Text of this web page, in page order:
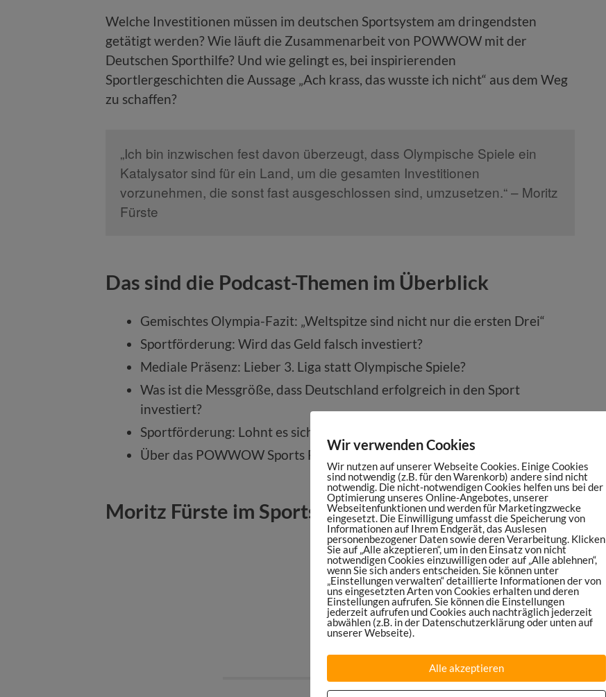
Welche Investitionen müssen im deutschen Sportsystem am dringendsten
getätigt werden? Wie läuft die Zusammenarbeit von POWWOW mit der
Deutschen Sporthilfe? Und wie gelingt es, bei inspirierenden
Sportlergeschichten die Aussage „Ach krass, das wusste ich nicht“ aus dem Weg
zu schaffen?
„Ich bin inzwischen fest davon überzeugt, dass Olympische Spiele ein
Katalysator sind für ein Land, um die gesamten Investitionen
vorzunehmen, die sonst fast ausgeschlossen sind, umzusetzen.“ – Moritz
Fürste
Das sind die Podcast-Themen im Überblick
Gemischtes Olympia-Fazit: „Weltspitze sind nicht nur die ersten Drei“
Sportförderung: Wird das Geld falsch investiert?
Mediale Präsenz: Lieber 3. Liga statt Olympische Spiele?
Was ist die Messgröße, dass Deutschland erfolgreich in den Sport
investiert?
Sportförderung: Lohnt es sich, Sport zu treiben?
Über das POWWOW Sports Festival
Moritz Fürste im Sports Maniac Podcast (2020)
Wir verwenden Cookies
Wir nutzen auf unserer Webseite Cookies. Einige Cookies
sind notwendig (z.B. für den Warenkorb) andere sind nicht
notwendig. Die nicht-notwendigen Cookies helfen uns bei der
Optimierung unseres Online-Angebotes, unserer
Webseitenfunktionen und werden für Marketingzwecke
eingesetzt. Die Einwilligung umfasst die Speicherung von
Informationen auf Ihrem Endgerät, das Auslesen
personenbezogener Daten sowie deren Verarbeitung. Klicken
Sie auf „Alle akzeptieren“, um in den Einsatz von nicht
notwendigen Cookies einzuwilligen oder auf „Alle ablehnen“,
wenn Sie sich anders entscheiden. Sie können unter
„Einstellungen verwalten“ detaillierte Informationen der von
uns eingesetzten Arten von Cookies erhalten und deren
Einstellungen aufrufen. Sie können die Einstellungen
jederzeit aufrufen und Cookies auch nachträglich jederzeit
abwählen (z.B. in der Datenschutzerklärung oder unten auf
unserer Webseite).
Alle akzeptieren